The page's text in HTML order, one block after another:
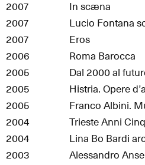
2007
In scæna
2007
Lucio Fontana
2007
Eros
2006
Roma Barocca
2005
Dal 2000 al
2005
2005
Franco Albini.
2004
Trieste Anni
2004
Lina Bo Bardi
2003